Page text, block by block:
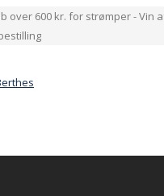
over 600 kr. for strømper - Vin